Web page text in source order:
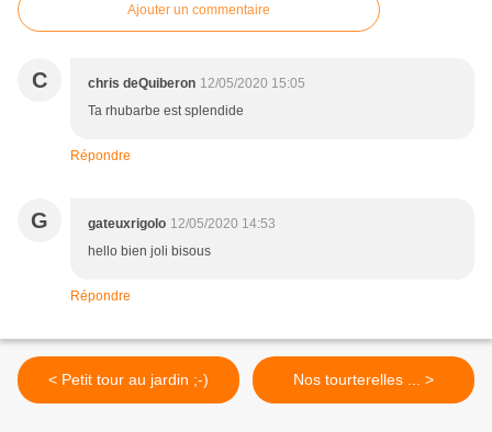
Ajouter un commentaire
C chris deQuiberon 12/05/2020 15:05
Ta rhubarbe est splendide
Répondre
G gateuxrigolo 12/05/2020 14:53
hello bien joli bisous
Répondre
< Petit tour au jardin ;-) Nos tourterelles ... >